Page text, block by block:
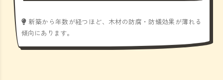
新築から年数が経つほど、木材の防腐・防蟻効果が薄れる
傾向にあります。